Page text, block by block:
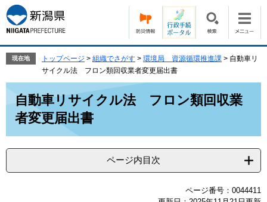
ー
ジ
の
で
ニ
ュ
ー
ば
現在地 トップページ > 組織でさがす > 環境局 資源循環推進課 > 自動車リ
サイクル法 フロン類回収業者変更届出書
自動車リサイクル法 フロン類回収業
者変更届出書
ページ内目次
ページ番号：0044411